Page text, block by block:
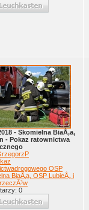
- Skomielna BiaÅ‚a,
- Pokaz ratownictwa
OSP
BiaÅ‚a, OSP LubieÅ„ i
0